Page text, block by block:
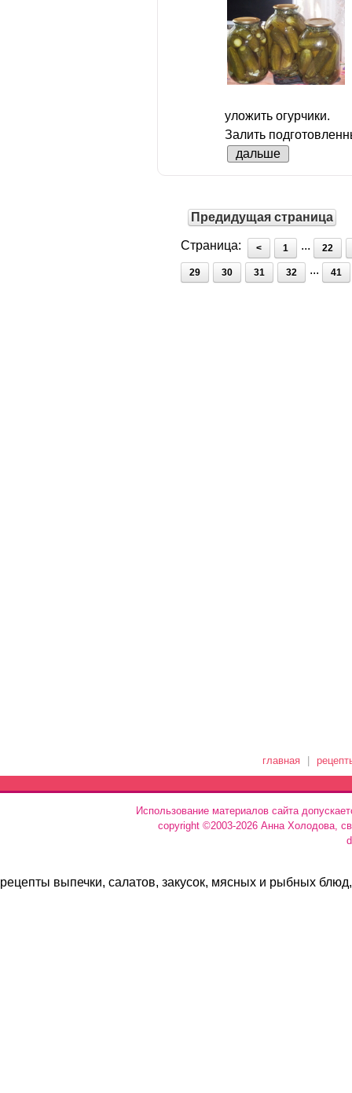
уложить огурчики.
Залить
дальше
Предидущая страница
Страница: < 1 ... 22
29 30 31 32 ... 41
главная
Использование материалов сайта
copyright ©2003-2026 Анна Холодова,
рецепты выпечки, салатов, закусок, мясных и рыбных